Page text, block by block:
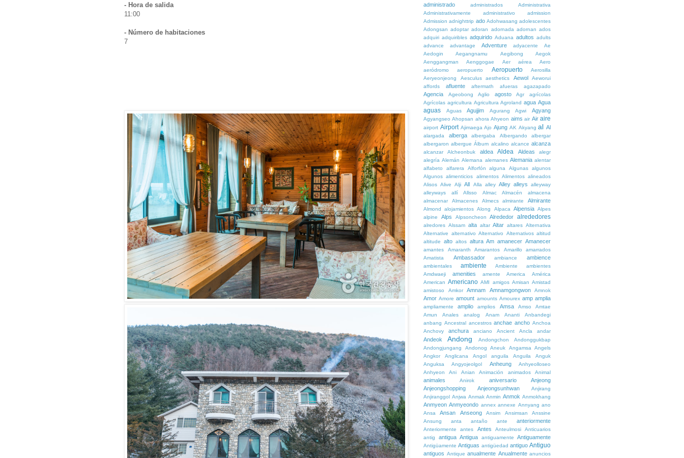
- Hora de salida
11:00
- Número de habitaciones
7
administrado administrados
Administrativa
Administrativamente
administrativo
admission
Admission adnighttrip ado Adohwasang adolescentes
Adongsan adoptar adoran adornada adornan ados
adquiri adquiribles adquirido Aduana adultos adults
advance
advantage Adventure adyacente
Ae
Aedogin
Aegangnamu Aegibong
Aegok
Aenggangman
Aenggogae Aer aérea
Aero
aeródromo
aeropuerto Aeropuerto
Aerosilla
Aeryeonjeong
Aesculus aesthetics Aewol
Aeworui
affords
afluente aftermath afueras agazapado
Agencia Ageobong Aglio agosto Agr
agrícolas
Agrícolas agricultura Agricultura Agroland agua Agua
aguas Aguas Agujjim Agurang Agwi Agyang
Agyangseo Ahopsan ahora Ahyeon aims air Air aire
airport Airport Ajimaega Ajo Ajung AK Akyang al Al
alargada alberga albergaba Albergando
albergar
albergaron albergue Álbum alcalino alcance alcanza
alcanzar Alcheonbuk aldea Aldea Aldeas
alegr
alegría Alemán Alemana alemanes Alemania alentar
alfabeto
alfarera Alforfón alguna Algunas
algunos
Algunos alimenticios alimentos Alimentos alineados
Alisos Alive Alji All Alla alley Alley alleys
alleyway
alleyways
allí Allsso Almac Almacén
almacena
almacenar
Almacenes Almecs almirante Almirante
Almond alojamientos Along Alpaca Alpensia Alpes
alpine
Alps Alpsoncheon Alrededor alrededores
alredores Alssam alta altar Altar altares Alternativa
Alternative
alternativo Alternativo Alternativos altitud
altitude
alto altos altura Am amanecer Amanecer
amantes Amaranth Amarantos Amarillo
amarrados
Amatista
Ambassador ambiance ambience
ambientales ambiente Ambiente
ambientes
Amdwaeji
amenities amente America
América
American Americano AMI amigos Amisan Amistad
amistoso
Amkor Amnam Amnamgongwon Amnok
Amor Amore amount amounts Amourex amp amplia
ampliamente amplio amplios Amsa Amso
Amtae
Amun
Anales analog Anam Ananti
Anbandegi
anbang Ancestral ancestros anchae ancho Anchoa
Anchovy
anchura anciano Ancient Ancla andar
Andeok Andong Andongchon
Andonggukbap
Andongjungang
Andonog Aneuk Angamsa
Angels
Angkor
Anglicana Angol anguila Anguila
Anguk
Anguksa
Angyojeolgol Anheung
Anhyeolloseo
Anhyeon
Ani Anian Animación animados Animal
animales Anirok aniversario
Anjeong
Anjeongshopping
Anjeongsunhwan
Anjirang
Anjiranggol Anjwa Anmak Anmin Anmok Anmokhang
Anmyeon Anmyeondo annex annexe Annyang ano
Ansa
Ansan Anseong Ansim Ansimsan
Anssine
Ansung
anta antaño ante anteriormente
Anteriormente antes Antes Anteulmosi
Anticuarios
antig
antigua Antigua antiguamente Antiguamente
Antigüamente Antiguas antigüedad antiguo Antiguo
antiguos Antique anualmente Anualmente anuncios